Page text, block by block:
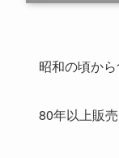
昭和の頃か
80年以上販